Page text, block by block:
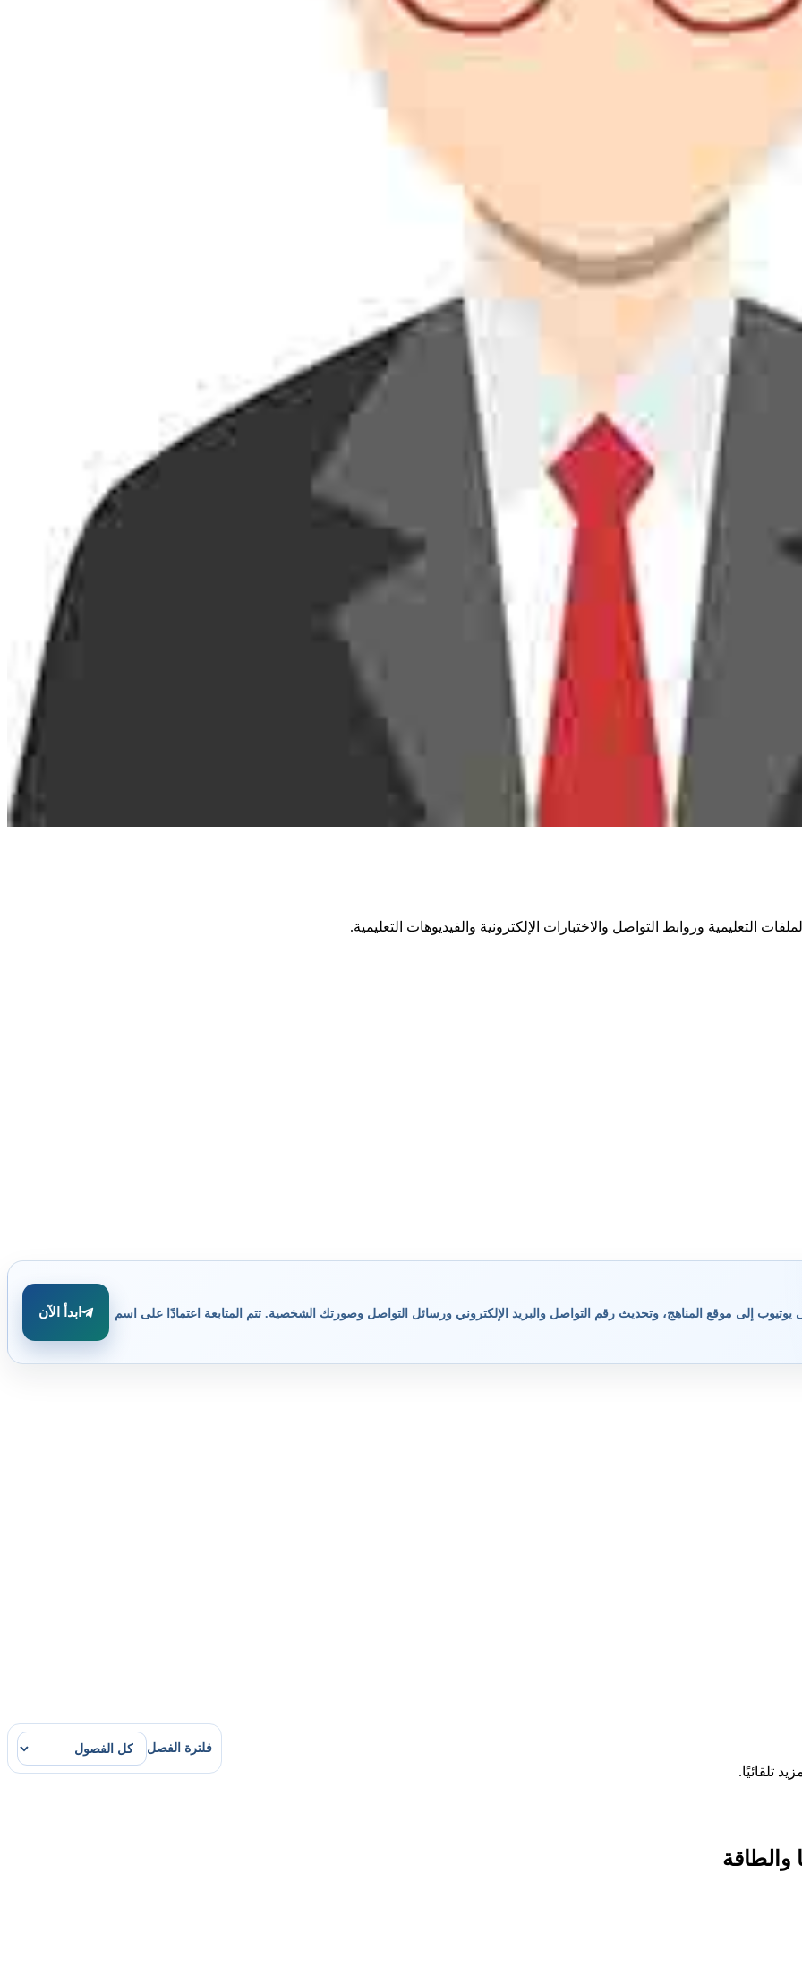
التعليمية وروابط التواصل والاختبارات الإلكترونية والفيديوهات التعليمية.
إلى موقع المناهج، وتحديث رقم التواصل والبريد الإلكتروني ورسائل التواصل وصورتك الشخصية. تتم المتابعة اعتمادًا على اسم ابدأ الآن
فلترة الفصل
والطاقة